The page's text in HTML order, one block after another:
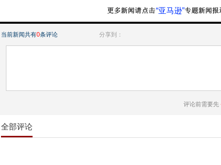
“亚马逊”
当前新闻共有0条评论 分享到：
评论前需要先
全部评论